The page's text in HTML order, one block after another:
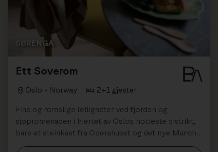
SØRENGA
Ett Soverom
Oslo - Norway 2+1 gjester
Fine og romslige leiligheter ved fjorden og
sjøpromenaden i hjertet av Oslos hotteste distrikt,
bare et steinkast fra Operahuset og det nye Munch-
museet. Perfekt valg for én til to perso...